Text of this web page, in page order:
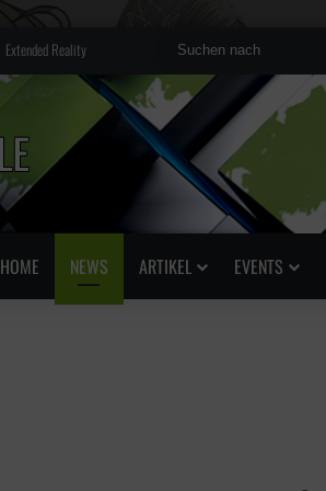
Extended Reality
HOME NEWS ARTIKEL EVENTS